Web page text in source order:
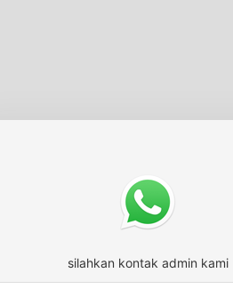
silahkan kontak admin kami